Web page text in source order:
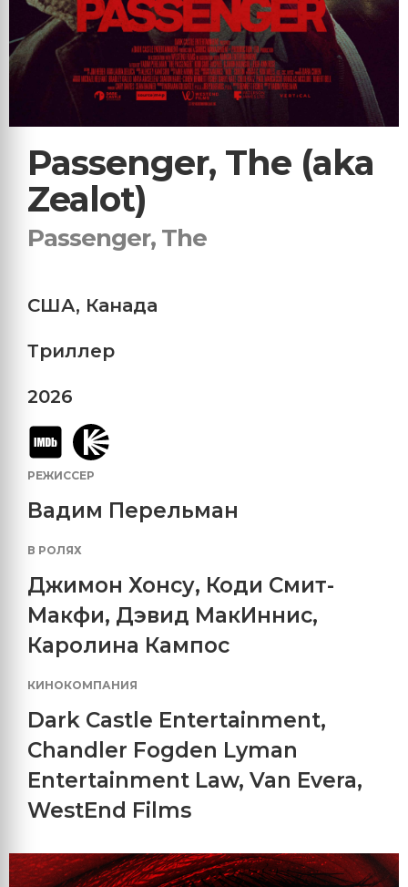
Passenger, The (aka
Zealot)
Passenger, The
США, Канада
Триллер
2026
РЕЖИССЕР
Вадим Перельман
В РОЛЯХ
Джимон Хонсу, Коди Смит-
Макфи, Дэвид МакИннис,
Каролина Кампос
КИНОКОМПАНИЯ
Dark Castle Entertainment,
Chandler Fogden Lyman
Entertainment Law, Van Evera,
WestEnd Films